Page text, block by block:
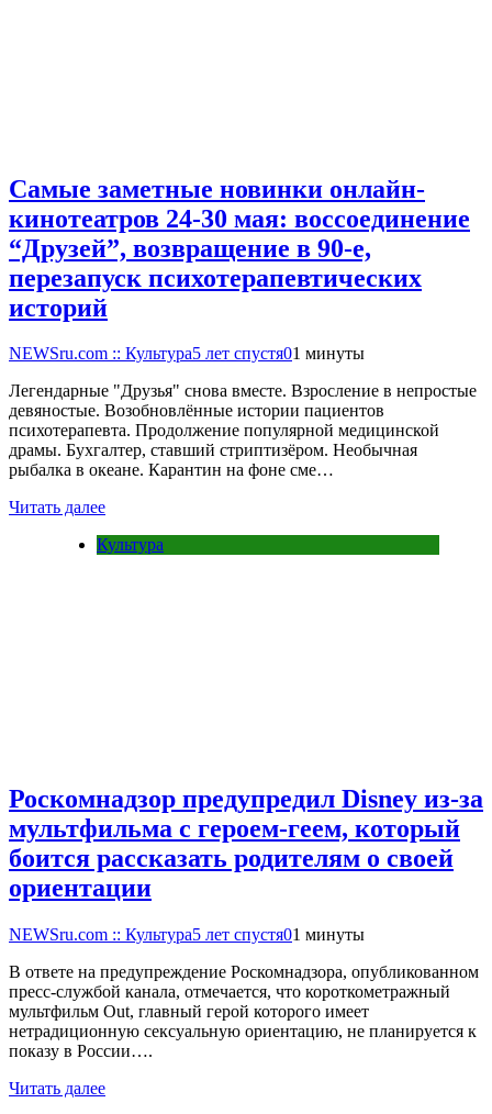
Самые заметные новинки онлайн-
кинотеатров 24-30 мая: воссоединение
“Друзей”, возвращение в 90-е,
перезапуск психотерапевтических
историй
NEWSru.com :: Культура5 лет спустя01 минуты
Легендарные "Друзья" снова вместе. Взросление в непростые
девяностые. Возобновлённые истории пациентов
психотерапевта. Продолжение популярной медицинской
драмы. Бухгалтер, ставший стриптизёром. Необычная
рыбалка в океане. Карантин на фоне сме…
Читать далее
Культура
Роскомнадзор предупредил Disney из-за
мультфильма c героем-геем, который
боится рассказать родителям о своей
ориентации
NEWSru.com :: Культура5 лет спустя01 минуты
В ответе на предупреждение Роскомнадзора, опубликованном
пресс-службой канала, отмечается, что короткометражный
мультфильм Out, главный герой которого имеет
нетрадиционную сексуальную ориентацию, не планируется к
показу в России….
Читать далее